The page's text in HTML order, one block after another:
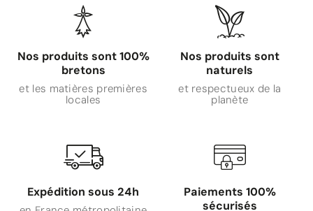
Nos produits sont 100%
bretons
et les matières premières
locales
Nos produits sont
naturels
et respectueux de la
planète
Expédition sous 24h
Paiements 100%
sécurisés